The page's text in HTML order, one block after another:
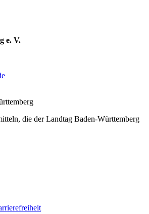
e. V.
die der Landtag Baden-Württemberg